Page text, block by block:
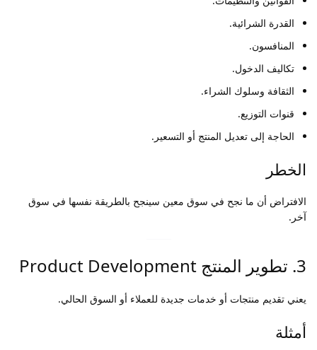
القدرة الشرائية.
المنافسون.
تكاليف الدخول.
الثقافة وسلوك الشراء.
قنوات التوزيع.
الحاجة إلى تعديل المنتج أو التسعير.
الخطر
الافتراض أن ما نجح في سوق معين سينجح بالطريقة نفسها في سوق
آخر.
3. تطوير المنتج Product Development
يعني تقديم منتجات أو خدمات جديدة للعملاء أو السوق الحالي.
أمثلة